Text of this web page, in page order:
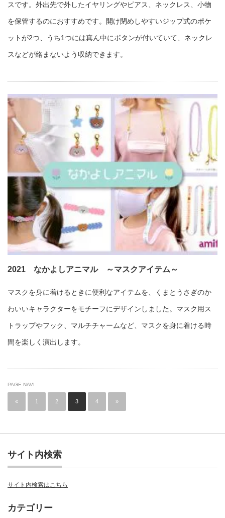
スです。外出先で外したイヤリングやピアス、ネックレス、小物
を保管するのにおすすめです。開け閉めしやすいジップ式のポケ
ットが2つ、うち1つには真ん中にボタンが付いていて、ネックレ
スなどが絡まないよう収納できます。
2021 なかよしアニマル ～マスクアイテム～
マスクを身に着けるときに便利なアイテムを、くまとうさぎのか
わいいキャラクターをモチーフにデザインしました。マスク用ス
トラップやフック、マルチチャームなど、マスクを身に着ける時
間を楽しく演出します。
PAGE NAVI
« 1 2 3 4 »
サイト内検索
サイト内検索はこちら
カテゴリー